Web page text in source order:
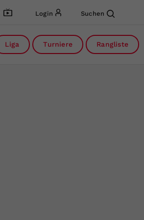
Login Suchen
Liga Turniere Rangliste